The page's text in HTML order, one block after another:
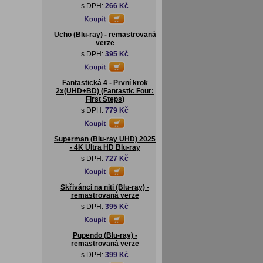
s DPH: 266 Kč
Ucho (Blu-ray) - remastrovaná
verze
s DPH: 395 Kč
Fantastická 4 - První krok
2x(UHD+BD) (Fantastic Four:
First Steps)
s DPH: 779 Kč
Superman (Blu-ray UHD) 2025
- 4K Ultra HD Blu-ray
s DPH: 727 Kč
Skřivánci na niti (Blu-ray) -
remastrovaná verze
s DPH: 395 Kč
Pupendo (Blu-ray) -
remastrovaná verze
s DPH: 399 Kč